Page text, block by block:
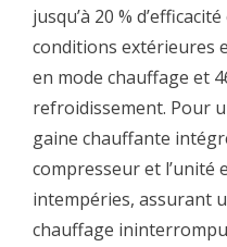
jusqu’à 20 %
conditions extérieures
en mode chauffage et
refroidissement. Pour
gaine chauffante
compresseur et l’unité
intempéries, assurant
chauffage